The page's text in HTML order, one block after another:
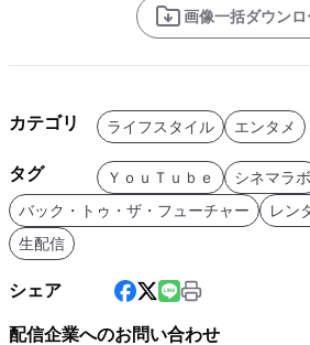
画像一括ダウンロ
カテゴリ ライフスタイル エンタメ
タグ ＹｏｕＴｕｂｅ
シネマラボ
バック・トゥ・ザ・フューチャー
レン
生配信
シェア
配信企業へのお問い合わせ